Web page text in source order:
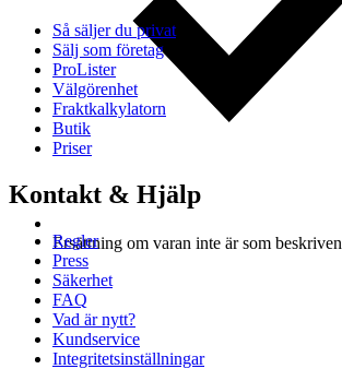
Ersättning om varan inte är som beskriven
Så säljer du privat
Sälj som företag
ProLister
Välgörenhet
Fraktkalkylatorn
Butik
Priser
Kontakt & Hjälp
Regler
Press
Säkerhet
FAQ
Vad är nytt?
Kundservice
Integritetsinställningar